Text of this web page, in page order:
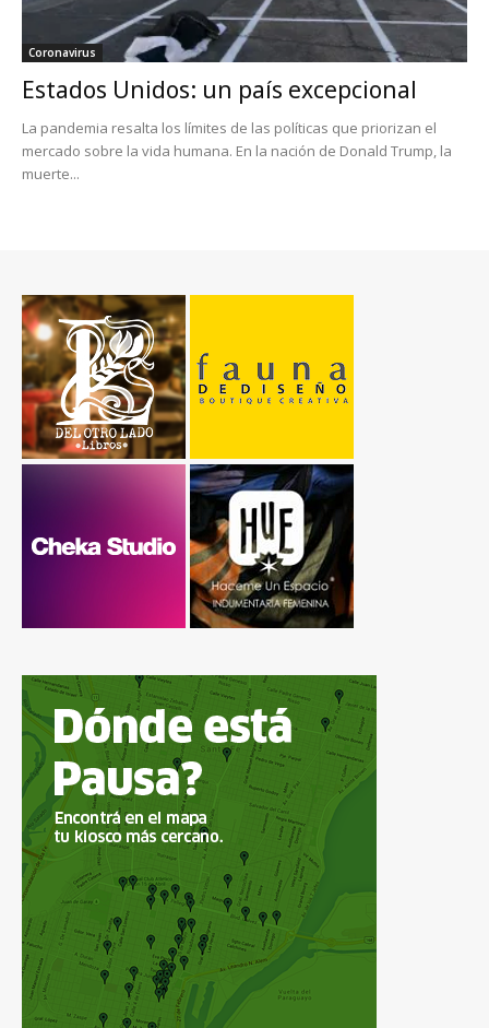
Coronavirus
Estados Unidos: un país excepcional
La pandemia resalta los límites de las políticas que priorizan el
mercado sobre la vida humana. En la nación de Donald Trump, la
muerte...